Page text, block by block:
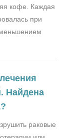
кофе. Каждая
при
Найдена
раковые